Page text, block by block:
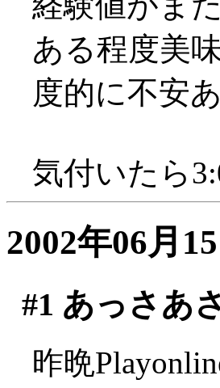
ある程度美
度的に不安
気付いたら
2002年06月
#1 あっさあ
昨晩